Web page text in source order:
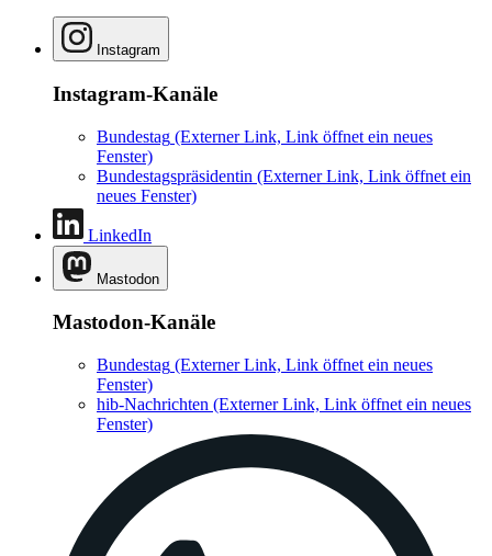
Instagram
Instagram-Kanäle
Bundestag (Externer Link, Link öffnet ein neues
Fenster)
Bundestagspräsidentin (Externer Link, Link öffnet ein
neues Fenster)
LinkedIn
Mastodon
Mastodon-Kanäle
Bundestag (Externer Link, Link öffnet ein neues
Fenster)
hib-Nachrichten (Externer Link, Link öffnet ein neues
Fenster)